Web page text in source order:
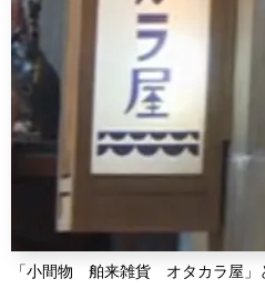
「小間物 舶来雑貨 オタカラ屋」